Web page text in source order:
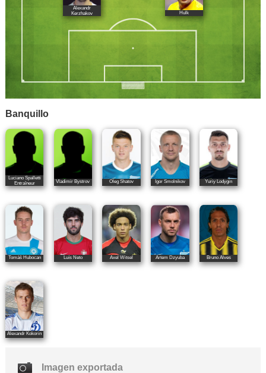
Alexandr
Kerzhakov
Hulk
Banquillo
Luciano Spalletti
Entraîneur
Vladimir Bystrov Oleg Shatov Igor Smolnikov Yuriy Lodygin
Tomáš Hubocan Luís Neto Axel Witsel Artem Dzyuba Bruno Alves
Alexandr Kokorin
Imagen exportada